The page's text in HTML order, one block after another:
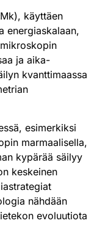
käyttäen
energiaskalaan,
ja aika-
kvanttimaassa
esimerkiksi
marmaalisella,
kypärää säilyy
keskeinen
nähdään
evoluutiota